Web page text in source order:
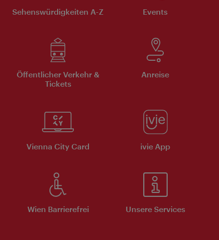
Sehenswürdigkeiten A-Z Events
Öffentlicher Verkehr &
Tickets
Anreise
Vienna City Card ivie App
Wien Barrierefrei Unsere Services